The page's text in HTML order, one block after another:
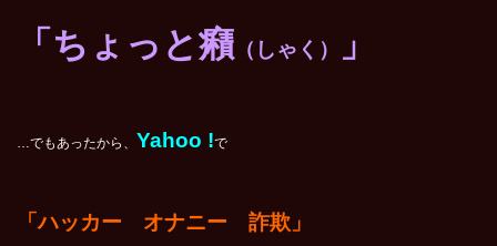
「ちょっと癪 （しゃく） 」
…でもあったから、 Yahoo !で
「ハッカー オナニー 詐欺」